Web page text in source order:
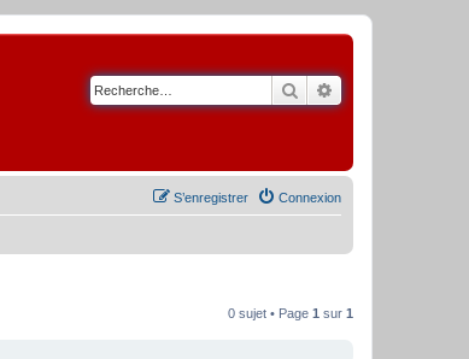
Rechercher
Connexion
S’enregistrer
0 sujet • Page 1 sur 1